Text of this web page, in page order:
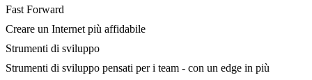
Fast Forward
Creare un Internet più affidabile
Strumenti di sviluppo
Strumenti di sviluppo pensati per i team - con un edge in più